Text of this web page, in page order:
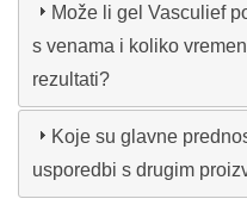
Može li gel Vasculief
s venama i koliko
rezultati?
Koje su glavne
usporedbi s drugim